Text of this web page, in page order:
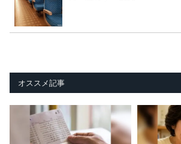
オススメ記事